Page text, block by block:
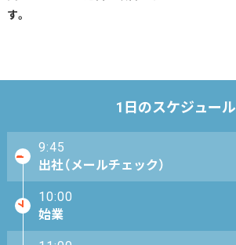
す。
1日のスケジュール
9:45
出社（メールチェック）
10:00
始業